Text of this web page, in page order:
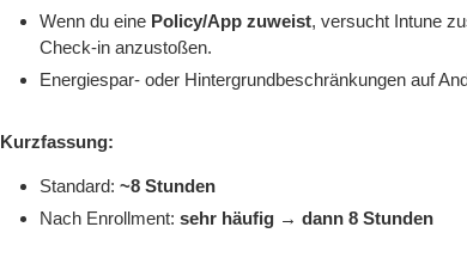
Wenn du eine Policy/App zuweist, versucht Intune
Check-in anzustoßen.
Energiespar- oder Hintergrundbeschränkungen auf
Kurzfassung:
Standard: ~8 Stunden
Nach Enrollment: sehr häufig → dann 8 Stunden